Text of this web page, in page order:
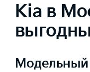
Kia в
Модельный